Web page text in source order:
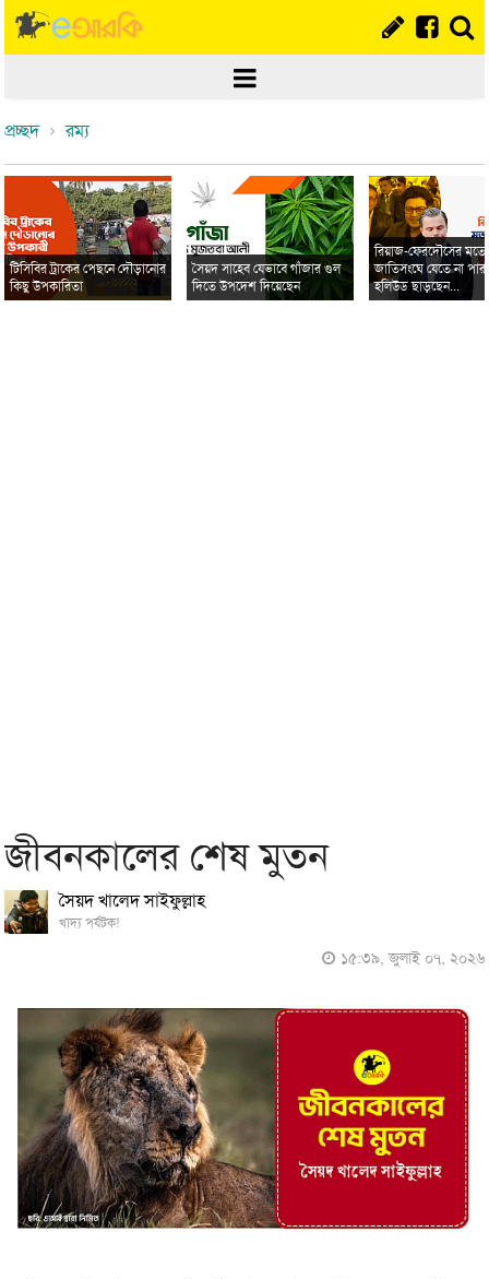
প্রচ্ছদ রম্য
টিসিবির ট্রাকের পেছনে দৌড়ানোর
কিছু উপকারিতা
সৈয়দ সাহেব যেভাবে গাঁজার গুল
দিতে উপদেশ দিয়েছেন
রিয়াজ-ফেরদৌসের মতো
জাতিসংঘে যেতে না
হলিউড ছাড়ছেন...
জীবনকালের শেষ মুতন
সৈয়দ খালেদ সাইফুল্লাহ
খাদ্য পর্যটক!
১৫:৩৯, জুলাই ০৭, ২০২৬